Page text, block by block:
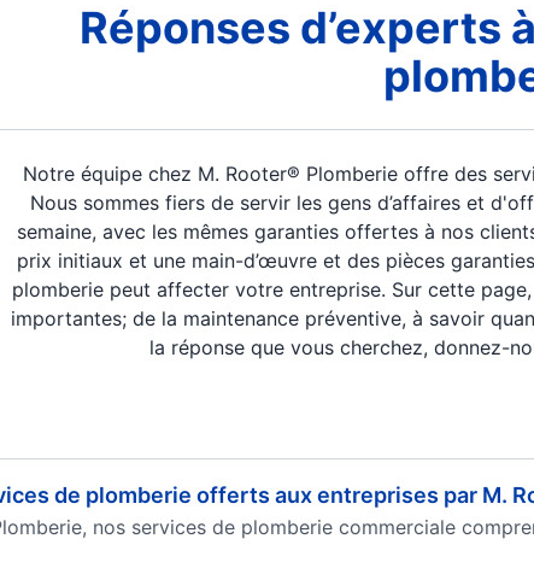
Réponses d’experts
Notre équipe chez M. Rooter® Plomberie offre des
Nous sommes fiers de servir les gens d’affaires et
semaine, avec les mêmes garanties offertes à nos
prix initiaux et une main-d’œuvre et des pièces
plomberie peut affecter votre entreprise. Sur cette
importantes; de la maintenance préventive, à savoir
la réponse que vous cherchez, donnez-
de plomberie offerts aux entreprises par M.
nos services de plomberie commerciale